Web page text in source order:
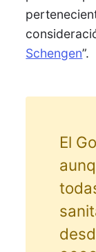
Schengen”.
El